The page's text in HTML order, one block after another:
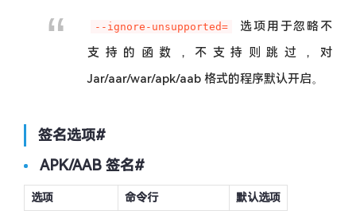
--ignore-unsupported=
选项用于忽略不
支持的函数，不支持则跳过，对
Jar/aar/war/apk/aab 格式的程序默认开启。
签名选项#
APK/AAB 签名#
选项 命令行
默认选项